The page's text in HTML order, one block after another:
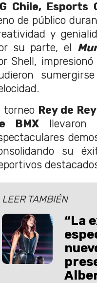
Chile, Esports
de público
y
su parte, el
Shell,
torneo Rey de
BMX llevaron
su
LEER TAMBIÉN
“La